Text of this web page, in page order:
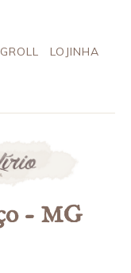
LOJINHA
- MG